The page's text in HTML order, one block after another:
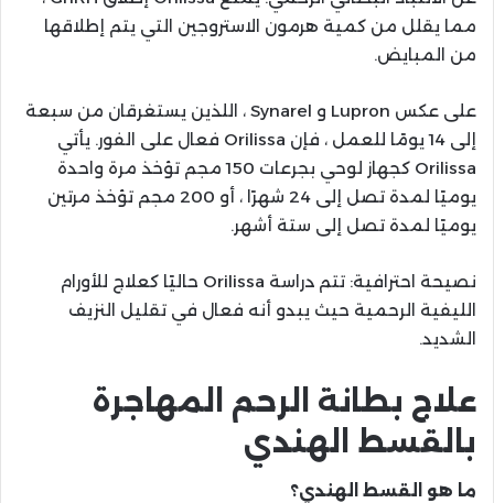
مما يقلل من كمية هرمون الاستروجين التي يتم إطلاقها
من المبايض.
على عكس Lupron و Synarel ، اللذين يستغرقان من سبعة
إلى 14 يومًا للعمل ، فإن Orilissa فعال على الفور. يأتي
Orilissa كجهاز لوحي بجرعات 150 مجم تؤخذ مرة واحدة
يوميًا لمدة تصل إلى 24 شهرًا ، أو 200 مجم تؤخذ مرتين
يوميًا لمدة تصل إلى ستة أشهر.
نصيحة احترافية: تتم دراسة Orilissa حاليًا كعلاج للأورام
الليفية الرحمية حيث يبدو أنه فعال في تقليل النزيف
الشديد.
علاج بطانة الرحم المهاجرة
بالقسط الهندي
ما هو القسط الهندي؟